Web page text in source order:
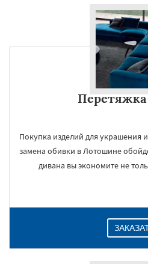
Перетяжка
Покупка изделий для украшения
замена обивки в Лотошине
дивана вы экономите не